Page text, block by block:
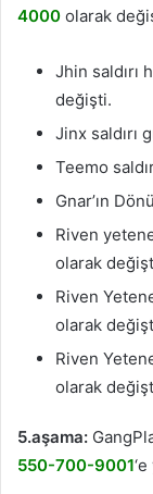
4000 olarak
Jhin saldırı
değişti.
Jinx saldırı
Teemo
Gnar’ın
Riven
olarak
Riven
olarak
Riven
olarak
5.aşama:
550-700-9001